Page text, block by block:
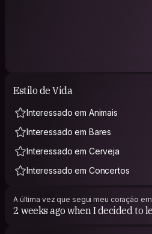
Estilo de Vida
Interessado em Animais
Interessado em Bares
Interessado em Cerveja
Interessado em Concertos
A última vez que segui meu coração
2 weeks ago when I decided to